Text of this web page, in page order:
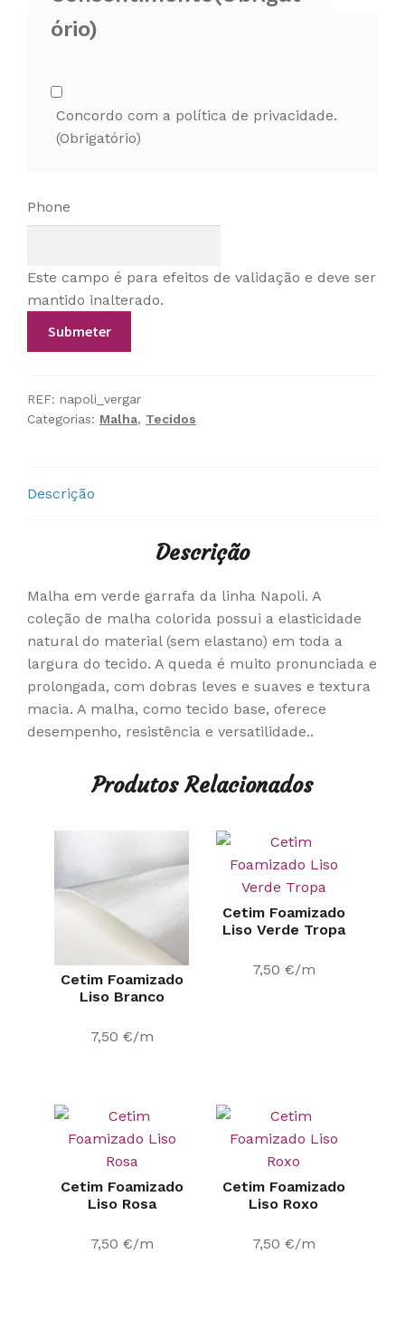
ório)
Concordo com a política de privacidade.
(Obrigatório)
Phone
Este campo é para efeitos de validação e deve ser
mantido inalterado.
REF: napoli_vergar
Categorias: Malha, Tecidos
Descrição
Descrição
Malha em verde garrafa da linha Napoli. A
coleção de malha colorida possui a elasticidade
natural do material (sem elastano) em toda a
largura do tecido. A queda é muito pronunciada e
prolongada, com dobras leves e suaves e textura
macia. A malha, como tecido base, oferece
desempenho, resistência e versatilidade..
Produtos Relacionados
Cetim Foamizado
Liso Branco
7,50 €/m
Cetim Foamizado
Liso Verde Tropa
7,50 €/m
Cetim Foamizado
Liso Rosa
7,50 €/m
Cetim Foamizado
Liso Roxo
7,50 €/m